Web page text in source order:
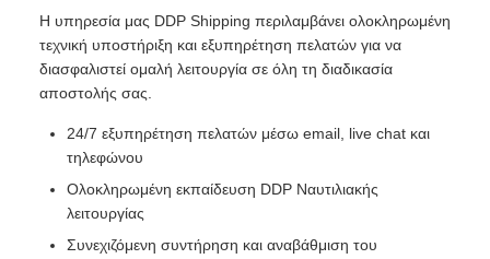
Η υπηρεσία μας DDP Shipping περιλαμβάνει ολοκληρωμένη
τεχνική υποστήριξη και εξυπηρέτηση πελατών για να
διασφαλιστεί ομαλή λειτουργία σε όλη τη διαδικασία
αποστολής σας.
24/7 εξυπηρέτηση πελατών μέσω email, live chat και
τηλεφώνου
Ολοκληρωμένη εκπαίδευση DDP Ναυτιλιακής
λειτουργίας
Συνεχιζόμενη συντήρηση και αναβάθμιση του